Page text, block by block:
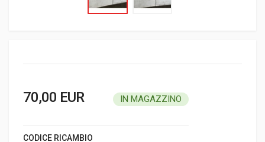
70,00 EUR IN MAGAZZINO
CODICE RICAMBIO